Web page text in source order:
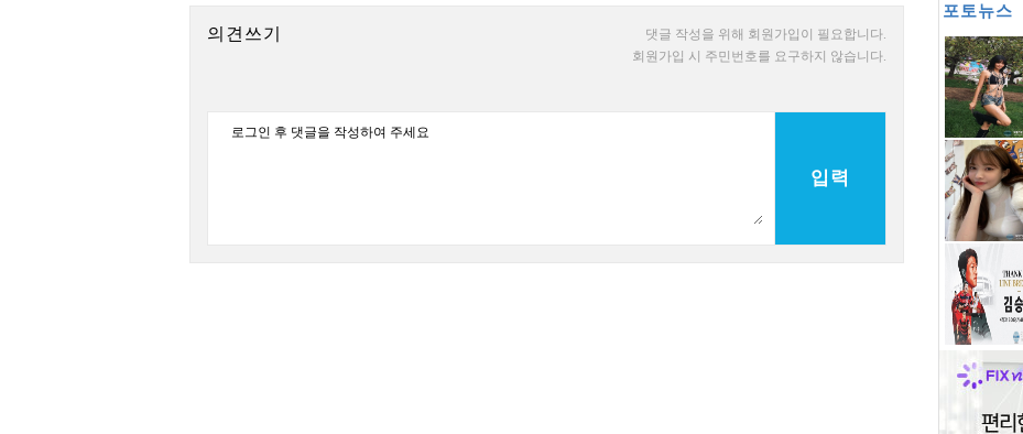
의견쓰기
댓글 작성을 위해 회원가입이 필요합니다.
회원가입 시 주민번호를 요구하지 않습니다.
입력
포토뉴스